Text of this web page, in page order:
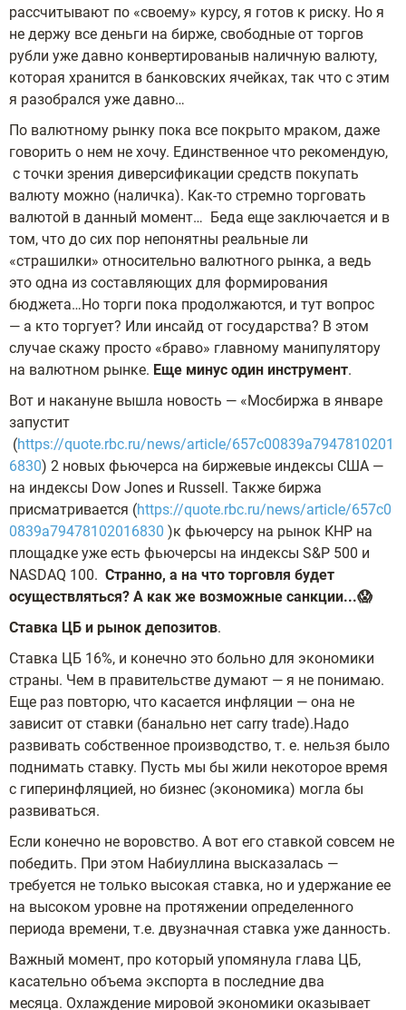
рассчитывают по «своему» курсу, я готов к риску. Но я
не держу все деньги на бирже, свободные от торгов
рубли уже давно конвертированыв наличную валюту,
которая хранится в банковских ячейках, так что с этим
я разобрался уже давно…
По валютному рынку пока все покрыто мраком, даже
говорить о нем не хочу. Единственное что рекомендую,
с точки зрения диверсификации средств покупать
валюту можно (наличка). Как-то стремно торговать
валютой в данный момент… Беда еще заключается и в
том, что до сих пор непонятны реальные ли
«страшилки» относительно валютного рынка, а ведь
это одна из составляющих для формирования
бюджета…Но торги пока продолжаются, и тут вопрос
— а кто торгует? Или инсайд от государства? В этом
случае скажу просто «браво» главному манипулятору
на валютном рынке. Еще минус один инструмент.
Вот и накануне вышла новость — «Мосбиржа в январе
запустит
(https://quote.rbc.ru/news/article/657c00839a7947810201
6830) 2 новых фьючерса на биржевые индексы США —
на индексы Dow Jones и Russell. Также биржа
присматривается (https://quote.rbc.ru/news/article/657c0
0839a79478102016830 )к фьючерсу на рынок КНР на
площадке уже есть фьючерсы на индексы S&P 500 и
NASDAQ 100. Странно, а на что торговля будет
осуществляться? А как же возможные санкции...😱
Ставка ЦБ и рынок депозитов.
Ставка ЦБ 16%, и конечно это больно для экономики
страны. Чем в правительстве думают — я не понимаю.
Еще раз повторю, что касается инфляции — она не
зависит от ставки (банально нет carry trade).Надо
развивать собственное производство, т. е. нельзя было
поднимать ставку. Пусть мы бы жили некоторое время
с гиперинфляцией, но бизнес (экономика) могла бы
развиваться.
Если конечно не воровство. А вот его ставкой совсем не
победить. При этом Набиуллина высказалась —
требуется не только высокая ставка, но и удержание ее
на высоком уровне на протяжении определенного
периода времени, т.е. двузначная ставка уже данность.
Важный момент, про который упомянула глава ЦБ,
касательно объема экспорта в последние два
месяца. Охлаждение мировой экономики оказывает